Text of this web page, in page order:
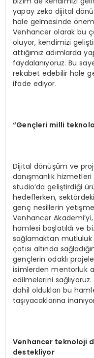
yapay zeka dijital
hale gelmesinde
Venhancer olarak bu
oluyor, kendimizi
attığımız adımlarda
faydalanıyoruz. Bu
rekabet edebilir hale
ifade ediyor.
“Gençleri milli
Dijital dönüşüm ve
danışmanlık
studio’da geliştirdiği
hedeflerken,
genç nesillerin
Venhancer
hamlesi başlatıldı ve
sağlamaktan mutluluk
çatısı altında
gençlerin odaklı
isimlerden mentorluk
edilmelerini
dahil oldukları bu
taşıyacaklarına
Venhancer teknoloji
destekliyor